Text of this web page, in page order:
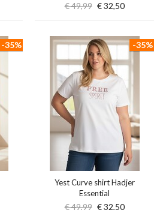
€ 49,99 € 32,50
-35%
Yest Curve shirt Hadjer
Essential
€ 49,99 € 32,50
-35%